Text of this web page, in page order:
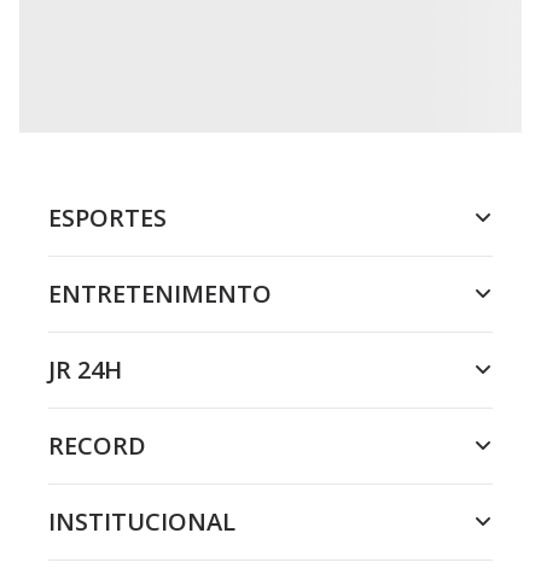
ESPORTES
ENTRETENIMENTO
JR 24H
RECORD
INSTITUCIONAL